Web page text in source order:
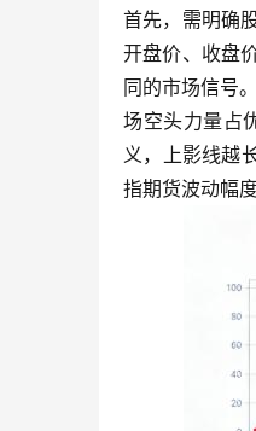
首先，需明确
开盘价、收盘
同的市场信号
场空头力量占
义，上影线越
指期货波动幅